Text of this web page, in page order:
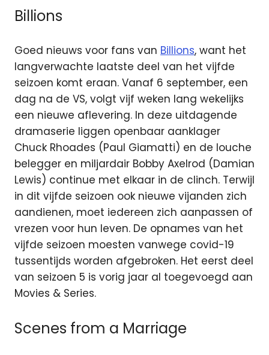
Billions
Goed nieuws voor fans van Billions, want het
langverwachte laatste deel van het vijfde
seizoen komt eraan. Vanaf 6 september, een
dag na de VS, volgt vijf weken lang wekelijks
een nieuwe aflevering. In deze uitdagende
dramaserie liggen openbaar aanklager
Chuck Rhoades (Paul Giamatti) en de louche
belegger en miljardair Bobby Axelrod (Damian
Lewis) continue met elkaar in de clinch. Terwijl
in dit vijfde seizoen ook nieuwe vijanden zich
aandienen, moet iedereen zich aanpassen of
vrezen voor hun leven. De opnames van het
vijfde seizoen moesten vanwege covid-19
tussentijds worden afgebroken. Het eerst deel
van seizoen 5 is vorig jaar al toegevoegd aan
Movies & Series.
Scenes from a Marriage